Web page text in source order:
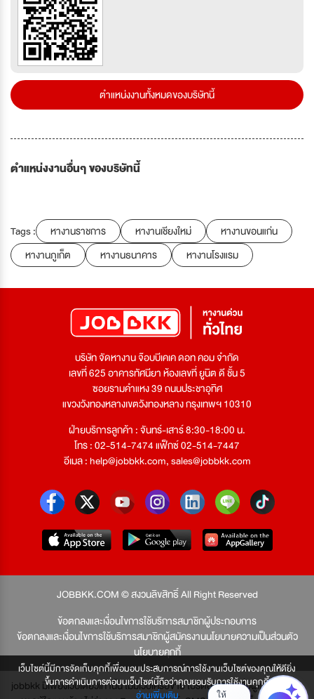
เว็บไซต์นี้มีการจัดเก็บคุกกี้เพื่อมอบประสบการณ์การใช้งานเว็บไซต์ของคุณให้ดียิ่ง
ขึ้นการดำเนินการต่อบนเว็บไซต์นี้ถือว่าคุณยอมรับการใช้งานคุกกี้
อ่านเพิ่มเติม
ตำแหน่งงานทั้งหมดของบริษัทนี้
ตำแหน่งงานอื่นๆ ของบริษัทนี้
Tags : หางานราชการ หางานเชียงใหม่
หางานขอนแก่น
หางานภูเก็ต
หางานธนาคาร หางานโรงแรม
บริษัท จัดหางาน จ๊อบบีเคเค ดอท คอม จำกัด
เลขที่ 625 อาคารทัศนียา ห้องเลขที่ ยูนิต ดี ชั้น 5
ซอยรามคำแหง 39 ถนนประชาอุทิศ
แขวงวังทองหลางเขตวังทองหลาง กรุงเทพฯ 10310
ฝ่ายบริการลูกค้า : จันทร์-เสาร์ 8:30-18:00 น.
โทร : 02-514-7474 แฟ็กซ์ 02-514-7447
อีเมล :help@jobbkk.com,sales@jobbkk.com
JOBBKK.COM © สงวนลิขสิทธิ์ All Right Reserved
ข้อตกลงและเงื่อนไขการใช้บริการสมาชิกผู้ประกอบการ
ข้อตกลงและเงื่อนไขการใช้บริการสมาชิกผู้สมัครงานนโยบายความเป็นส่วนตัว
นโยบายคุกกี้
jobbkk มีเพียงเว็บเดียวเท่านั้น ไม่มีเว็บเครือข่าย โปรดอย่าหลงเชื่อผู้แอบอ้าง และ